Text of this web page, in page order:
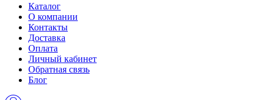
Каталог
О компании
Контакты
Доставка
Оплата
Личный кабинет
Обратная связь
Блог